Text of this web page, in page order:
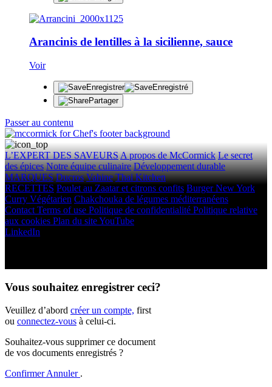
Arancinis de lentilles à la sicilienne, sauce
Voir
Enregistrer
Enregistré
Partager
Passer au contenu
L’EXPERT DES SAVEURSA propos de McCormick Le secret
des épices Notre équipe culinaire Développement durable
MARQUES Ducros Vahine Thai Kitchen
RECETTES Poulet au Zaatar et citrons confits Burger New York
Curry Végétarien Chakchouka de légumes méditerranéens
Contact Terms of use Politique de confidentialité Politique relative
aux cookies Plan du siteYouTube
LinkedIn
Vous souhaitez enregistrer ceci?
Veuillez d’abord créer un compte, first
ou connectez-vous à celui-ci.
Souhaitez-vous supprimer ce document
de vos documents enregistrés ?
ConfirmerAnnuler .